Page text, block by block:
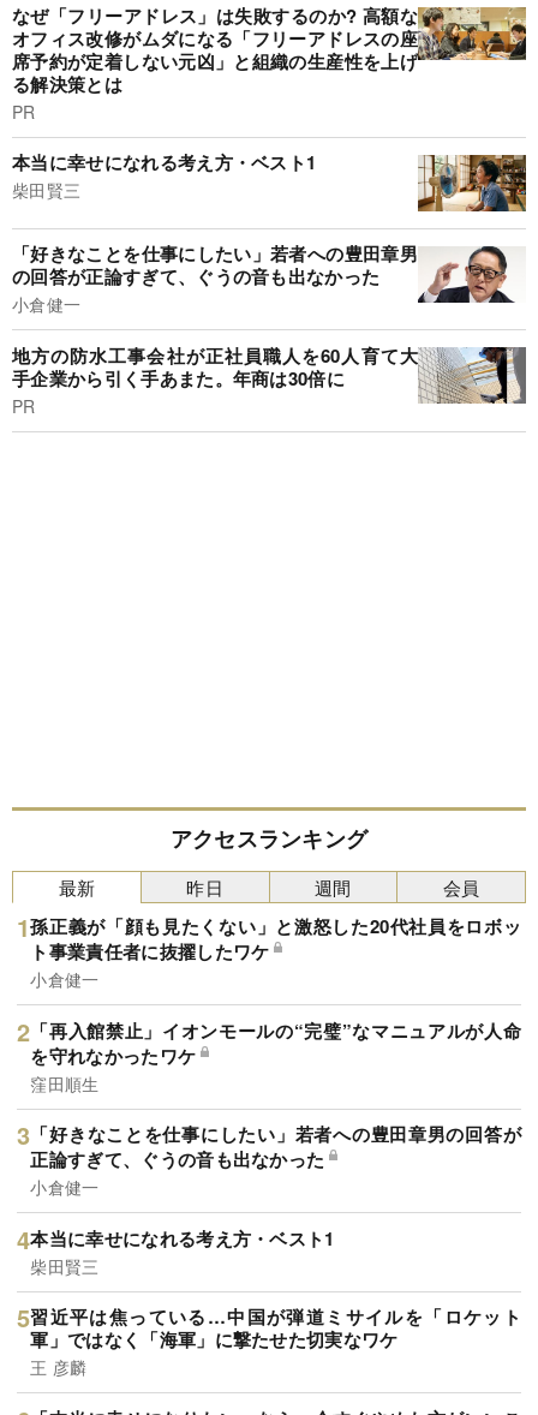
なぜ「フリーアドレス」は失敗するのか? 高額な
オフィス改修がムダになる「フリーアドレスの座
席予約が定着しない元凶」と組織の生産性を上げ
る解決策とは
PR
本当に幸せになれる考え方・ベスト1
柴田賢三
「好きなことを仕事にしたい」若者への豊田章男
の回答が正論すぎて、ぐうの音も出なかった
小倉健一
地方の防水工事会社が正社員職人を60人育て大
手企業から引く手あまた。年商は30倍に
PR
アクセスランキング
最新
孫正義が「顔も見たくない」と激怒した20代社員をロボッ
ト事業責任者に抜擢したワケ
小倉健一
「再入館禁止」イオンモールの“完璧”なマニュアルが人命
を守れなかったワケ
窪田順生
「好きなことを仕事にしたい」若者への豊田章男の回答が
正論すぎて、ぐうの音も出なかった
小倉健一
本当に幸せになれる考え方・ベスト1
柴田賢三
習近平は焦っている…中国が弾道ミサイルを「ロケット
軍」ではなく「海軍」に撃たせた切実なワケ
王 彦麟
昨日 週間 会員